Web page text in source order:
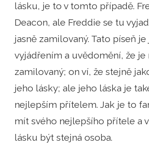
lásku, je to v tomto případě.
Deacon, ale Freddie se tu
jasně zamilovaný. Tato píseň je
vyjádřením a uvědomění, že je
zamilovaný; on ví, že stejně
jeho lásky; ale jeho láska je
nejlepším přítelem. Jak je to
mít svého nejlepšího přítele a
lásku být stejná osoba.